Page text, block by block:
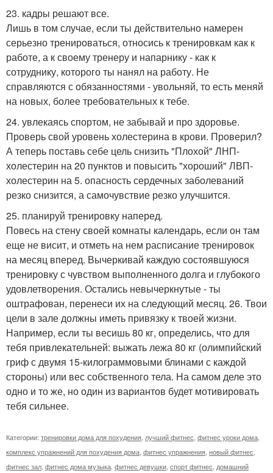
23. кадры решают все.
Лишь в том случае, если ты действительно намерен
серьезно тренироваться, относись к тренировкам как к
работе, а к своему тренеру и напарнику - как к
сотруднику, которого ты нанял на работу. Не
справляются с обязанностями - увольняй, то есть меняй
на новых, более требовательных к тебе.
24. увлекаясь спортом, не забывай и про здоровье.
Проверь свой уровень холестерина в крови. Проверил?
А теперь поставь себе цель снизить "Плохой" ЛНП-
холестерин на 20 пунктов и повысить "хороший" ЛВП-
холестерин на 5. опасность сердечных заболеваний
резко снизится, а самочувствие резко улучшится.
25. планируй тренировку наперед.
Повесь на стену своей комнаты календарь, если он там
еще не висит, и отметь на нем расписание тренировок
на месяц вперед. Вычеркивай каждую состоявшуюся
тренировку с чувством выполненного долга и глубокого
удовлетворения. Остались невычеркнутые - ты
оштрафован, перенеси их на следующий месяц. 26. Твои
цели в зале должны иметь привязку к твоей жизни.
Например, если ты весишь 80 кг, определись, что для
тебя привлекательней: выжать лежа 80 кг (олимпийский
гриф с двумя 15-килограммовыми блинами с каждой
стороны) или вес собственного тела. На самом деле это
одно и то же, но один из вариантов будет мотивировать
тебя сильнее.
Категории: тренировки дома для похудения лучший фитнес фитнес уроки дома
комплекс упражнений для похудения дома фитнес упражнения новый фитнес
фитнес зал фитнес дома музыка фитнес девушки спорт фитнес домашний